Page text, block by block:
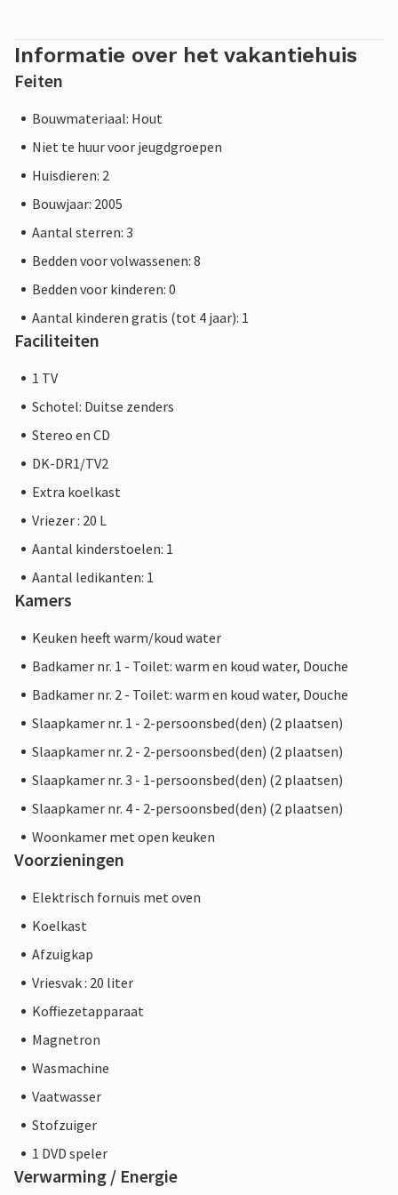
Informatie over het vakantiehuis
Feiten
Bouwmateriaal: Hout
Niet te huur voor jeugdgroepen
Huisdieren: 2
Bouwjaar: 2005
Aantal sterren: 3
Bedden voor volwassenen: 8
Bedden voor kinderen: 0
Aantal kinderen gratis (tot 4 jaar): 1
Faciliteiten
1 TV
Schotel: Duitse zenders
Stereo en CD
DK-DR1/TV2
Extra koelkast
Vriezer : 20 L
Aantal kinderstoelen: 1
Aantal ledikanten: 1
Kamers
Keuken heeft warm/koud water
Badkamer nr. 1 - Toilet: warm en koud water, Douche
Badkamer nr. 2 - Toilet: warm en koud water, Douche
Slaapkamer nr. 1 - 2-persoonsbed(den) (2 plaatsen)
Slaapkamer nr. 2 - 2-persoonsbed(den) (2 plaatsen)
Slaapkamer nr. 3 - 1-persoonsbed(den) (2 plaatsen)
Slaapkamer nr. 4 - 2-persoonsbed(den) (2 plaatsen)
Woonkamer met open keuken
Voorzieningen
Elektrisch fornuis met oven
Koelkast
Afzuigkap
Vriesvak : 20 liter
Koffiezetapparaat
Magnetron
Wasmachine
Vaatwasser
Stofzuiger
1 DVD speler
Verwarming / Energie